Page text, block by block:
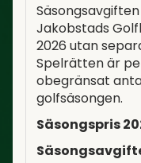
Jakobstads
2026 utan
Spelrätten är
obegränsat
golfsäsongen.
Säsongspris